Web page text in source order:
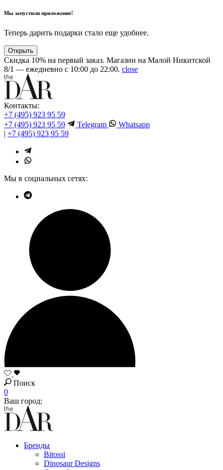
Мы запустили приложение!
Теперь дарить подарки стало еще удобнее.
Открыть
Скидка 10% на первый заказ. Магазин на Малой Никитской
8/1 — ежедневно с 10:00 до 22:00. close
Контакты:
+7 (495) 923 95 59
+7 (495) 923 95 59
Telegram
Whatsapp
| +7 (495) 923 95 59
Мы в социальных сетях:
Поиск
0
Ваш город:
Бренды
Bitossi
Dinosaur Designs